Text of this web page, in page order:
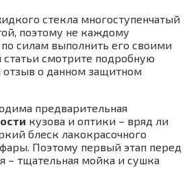
стекла многоступенчатый
поэтому не каждому
силам выполнить его своими
смотрите подробную
о данном защитном
предварительная
кузова и оптики – вряд ли
блеск лакокрасочного
Поэтому первый этап перед
– тщательная мойка и сушка